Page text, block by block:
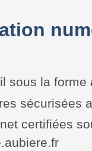
sous la forme
sécurisées
certifiées